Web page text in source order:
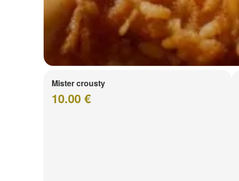
Mister crousty
10.00 €